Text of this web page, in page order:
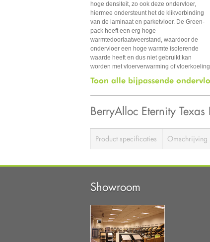
hoge densiteit, zo ook deze ondervloer,
hiermee ondersteunt het de klikverbinding
van de laminaat en parketvloer. De Green-
pack heeft een erg hoge
warmtedoorlaatweerstand, waardoor de
ondervloer een hoge warmte isolerende
waarde heeft en dus niet gebruikt kan
worden met vloerverwarming of
Toon alle bijpassende
BerryAlloc Eternity
Product specificaties Omschrijving
Showroom